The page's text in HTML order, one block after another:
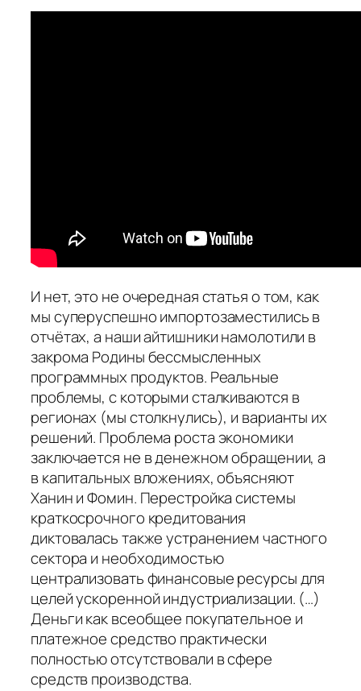
И нет, это не очередная статья о том, как
мы суперуспешно импортозаместились в
отчётах, а наши айтишники намолотили в
закрома Родины бессмысленных
программных продуктов. Реальные
проблемы, с которыми сталкиваются в
регионах (мы столкнулись), и варианты их
решений. Проблема роста экономики
заключается не в денежном обращении, а
в капитальных вложениях, объясняют
Ханин и Фомин. Перестройка системы
краткосрочного кредитования
диктовалась также устранением частного
сектора и необходимостью
централизовать финансовые ресурсы для
целей ускоренной индустриализации. (…)
Деньги как всеобщее покупательное и
платежное средство практически
полностью отсутствовали в сфере
средств производства.